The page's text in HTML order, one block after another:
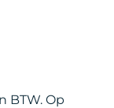
BTW. Op